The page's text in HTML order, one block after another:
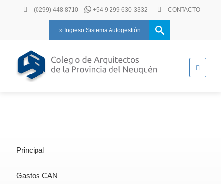
(0299) 448 8710 +54 9 299 630-3332 CONTACTO
» Ingreso Sistema Autogestión
Principal
Gastos CAN